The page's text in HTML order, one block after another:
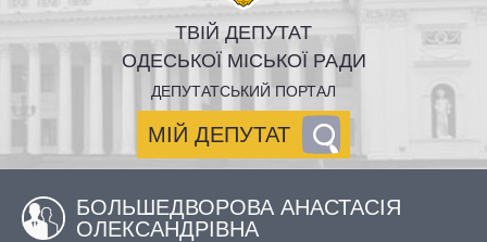
ТВІЙ ДЕПУТАТ
ОДЕСЬКОЇ МІСЬКОЇ РАДИ
ДЕПУТАТСЬКИЙ ПОРТАЛ
МІЙ ДЕПУТАТ
БОЛЬШЕДВОРОВА АНАСТАСІЯ
ОЛЕКСАНДРІВНА